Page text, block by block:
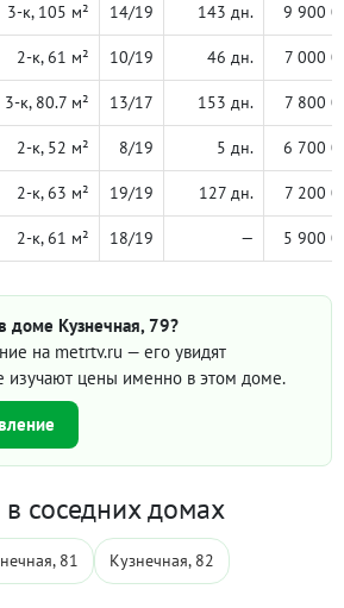
3-к, 105 м² 14/19 143 дн. 9 900
2-к, 61 м² 10/19 46 дн. 7 000
3-к, 80.7 м² 13/17 153 дн. 7 800
2-к, 52 м² 8/19 5 дн. 6 700
2-к, 63 м² 19/19 127 дн. 7 200
2-к, 61 м² 18/19 — 5 900
доме Кузнечная, 79?
на metrtv.ru — его увидят
изучают цены именно в этом доме.
соседних домах
81 Кузнечная, 82